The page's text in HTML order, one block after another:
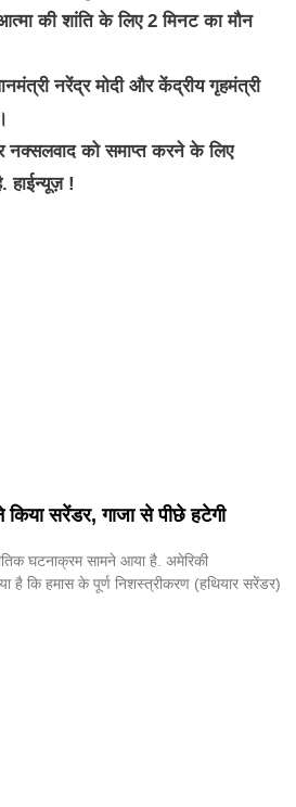
की शांति के लिए 2 मिनट का मौन
नरेंद्र मोदी और केंद्रीय गृहमंत्री
को समाप्त करने के लिए
हाईन्यूज़ !
किया सरेंडर, गाजा से पीछे हटेगी
घटनाक्रम सामने आया है. अमेरिकी
है कि हमास के पूर्ण निशस्त्रीकरण (हथियार सरेंडर)